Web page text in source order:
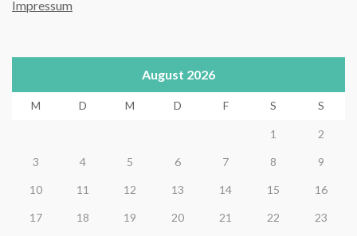
Impressum
August 2026
M D M D F S S
1 2
3 4 5 6 7 8 9
10 11 12 13 14 15 16
17 18 19 20 21 22 23